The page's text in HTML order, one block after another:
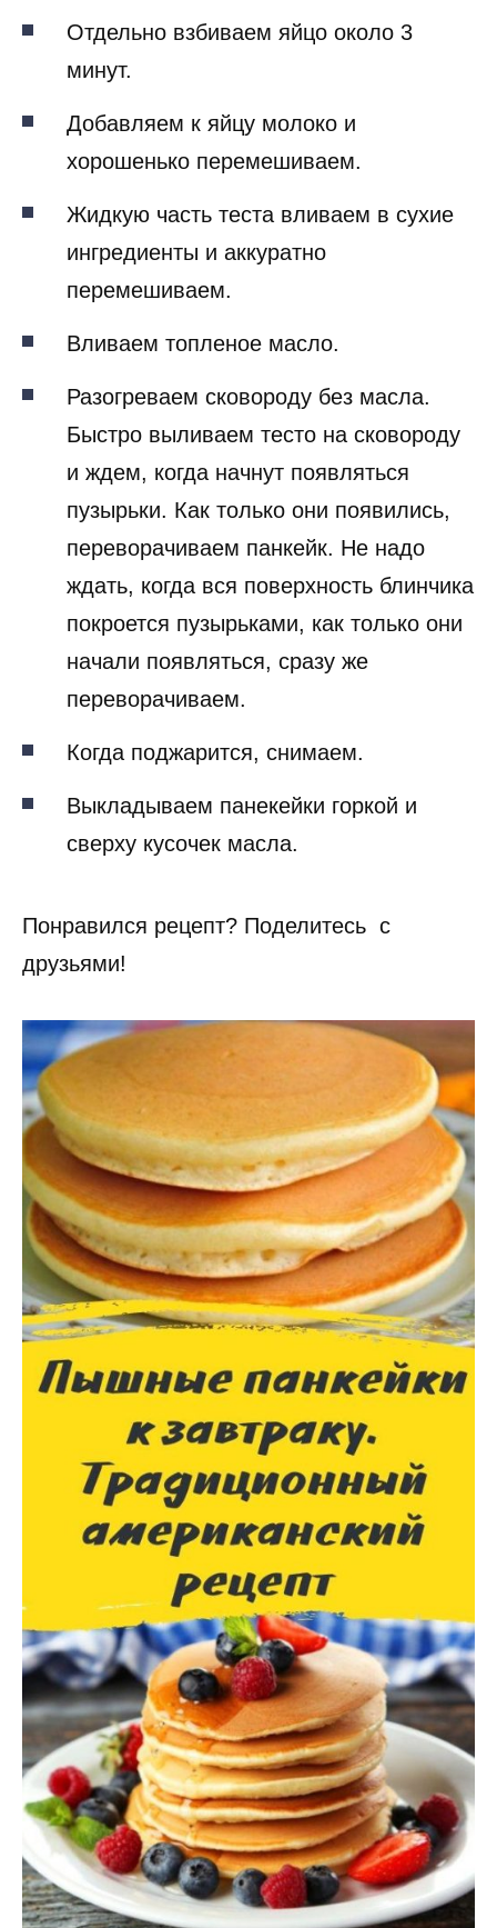
Отдельно взбиваем яйцо около 3
минут.
Добавляем к яйцу молоко и
хорошенько перемешиваем.
Жидкую часть теста вливаем в сухие
ингредиенты и аккуратно
перемешиваем.
Вливаем топленое масло.
Разогреваем сковороду без масла.
Быстро выливаем тесто на сковороду
и ждем, когда начнут появляться
пузырьки. Как только они появились,
переворачиваем панкейк. Не надо
ждать, когда вся поверхность блинчика
покроется пузырьками, как только они
начали появляться, сразу же
переворачиваем.
Когда поджарится, снимаем.
Выкладываем панекейки горкой и
сверху кусочек масла.
Понравился рецепт? Поделитесь с
друзьями!